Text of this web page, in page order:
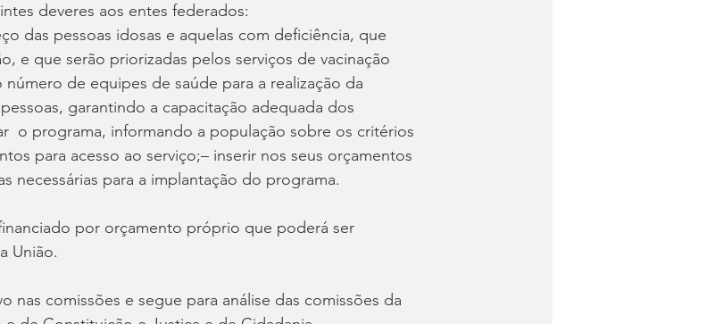
deveres aos entes federados:
das pessoas idosas e aquelas com deficiência, que
e que serão priorizadas pelos serviços de vacinação
de equipes de saúde para a realização da
garantindo a capacitação adequada dos
o programa, informando a população sobre os critérios
para acesso ao serviço;– inserir nos seus orçamentos
necessárias para a implantação do programa.
por orçamento próprio que poderá ser
União.
nas comissões e segue para análise das comissões da